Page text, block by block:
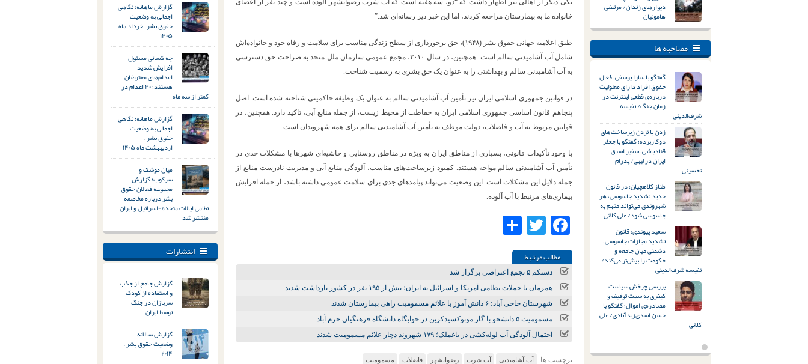
گزارش ماهانه؛ نگاهی
اجمالی به وضعیت
حقوق بشر – خرداد ماه
۱۴۰۵
چه کسانی مسئول
افزایش شدید
اعدام‌های معترضان
هستند؛ ۴۰ اعدام در
کمتر از سه ماه
گزارش ماهانه؛ نگاهی
اجمالی به وضعیت
حقوق بشر –
اردیبهشت ماه ۱۴۰۵
میان موشک و
سرکوب؛ گزارش
مجموعه فعالان حقوق
بشر درباره مخاصمه
نظامی ایالات متحده-اسرائیل و ایران
منتشر شد
انتشارات
گزارش جامع از جذب
و استفاده از کودک
سربازان در جنگ
توسط ایران
گزارش سالانه
وضعیت حقوق بشر –
۲۰۱۴
یکی دیگر از اهالی نیز اظهار داشت که “دو، سه هفته است که آب شرب رضوانشهر آلوده است و چند نفر از اعضای
خانواده ما به بیمارستان مراجعه کردند، اما این خبر دیر رسانه‌ای شد.”
طبق اعلامیه جهانی حقوق بشر (۱۹۴۸)، حق برخورداری از سطح زندگی مناسب برای سلامت و رفاه خود و خانواده‌اش
شامل آب آشامیدنی سالم است. همچنین، در سال ۲۰۱۰، مجمع عمومی سازمان ملل متحد به صراحت حق دسترسی
به آب آشامیدنی سالم و بهداشتی را به عنوان یک حق بشری به رسمیت شناخت.
در قوانین جمهوری اسلامی ایران نیز تأمین آب آشامیدنی سالم به عنوان یک وظیفه حاکمیتی شناخته شده است. اصل
پنجاهم قانون اساسی جمهوری اسلامی ایران به حفاظت از محیط زیست، از جمله منابع آبی، تاکید دارد. همچنین، در
قوانین مربوط به آب و فاضلاب، دولت موظف به تأمین آب آشامیدنی سالم برای همه شهروندان است.
با وجود تأکیدات قانونی، بسیاری از مناطق ایران به ویژه در مناطق روستایی و حاشیه‌ای شهرها با مشکلات جدی در
تأمین آب آشامیدنی سالم مواجه هستند. کمبود زیرساخت‌های مناسب، آلودگی منابع آبی و مدیریت نادرست منابع از
جمله دلایل این مشکلات است. این وضعیت می‌تواند پیامدهای جدی برای سلامت عمومی داشته باشد، از جمله افزایش
بیماری‌های مرتبط با آب آلوده.
Facebook
Twitter
مطالب مرتـبط
دستکم ۵ تجمع اعتراضی برگزار شد
همزمان با حملات نظامی آمریکا و اسرائیل به ایران؛ بیش از ۱۹۵ نفر در کشور بازداشت شدند
شهرستان حاجی آباد؛ ۶ دانش آموز با علائم مسمومیت راهی بیمارستان شدند
مسمومیت ۵ دانشجو با گاز مونوکسیدکربن در خوابگاه دانشگاه فرهنگیان خرم آباد
احتمال آلودگی آب لوله‌کشی در باغملک؛ ۱۷۹ شهروند دچار علائم مسمومیت شدند
برچسب ها: آب آشامیدنی آب شرب رضوانشهر فاضلاب مسمومیت
دیوارهای زندان/ مرتضی
هامونیان
مصاحبه ها
گفتگو با سارا یوسفی، فعال
حقوق افراد دارای معلولیت
درباره‌ی قطعی اینترنت در
زمان جنگ/ نفیسه
شرف‌الدینی
زدن یا نزدن زیرساخت‌های
دوکاربرده؛ گفتگو با جعفر
قنادباشی، سفیر اسبق
ایران در لیبی/ پدرام
تحسینی
طناز کلاهچیان: در قانون
جدید تشدید جاسوسی، هر
شهروندی می‌تواند متهم به
جاسوسی شود/ علی کلائی
سعید پیوندی: قانون
تشدید مجازات جاسوسی،
دشمنی میان جامعه و
حکومت را بیش‌تر می‌کند/
نفیسه شرف‌الدینی
بررسی چرخش سیاست
کیفری به سمت توقیف و
مصادره‌ی اموال؛ گفتگو با
حسن اسدی‌زیدآبادی/ علی
کلائی